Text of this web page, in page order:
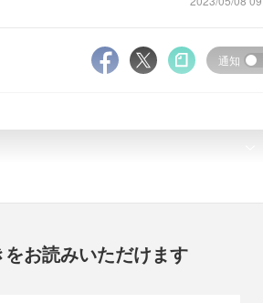
通知
をお読みいただけます